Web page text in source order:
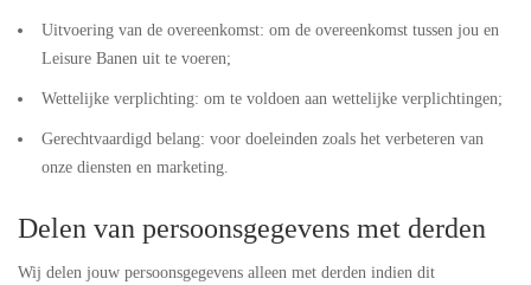
Uitvoering van de overeenkomst: om de overeenkomst tussen jou en
Leisure Banen uit te voeren;
Wettelijke verplichting: om te voldoen aan wettelijke verplichtingen;
Gerechtvaardigd belang: voor doeleinden zoals het verbeteren van
onze diensten en marketing.
Delen van persoonsgegevens met derden
Wij delen jouw persoonsgegevens alleen met derden indien dit